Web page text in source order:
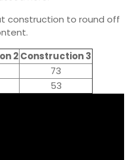
construction to round off
2Construction 3
73
53